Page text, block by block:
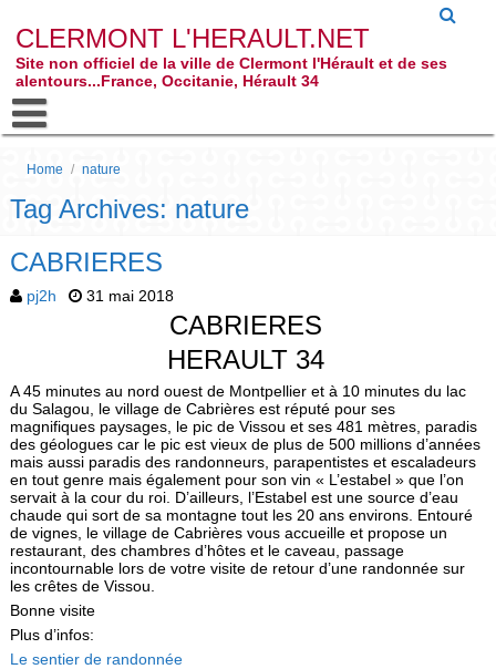
CLERMONT L'HERAULT.NET
Site non officiel de la ville de Clermont l'Hérault et de ses
alentours...France, Occitanie, Hérault 34
Home / nature
Tag Archives: nature
CABRIERES
pj2h 31 mai 2018
CABRIERES
HERAULT 34
A 45 minutes au nord ouest de Montpellier et à 10 minutes du lac
du Salagou, le village de Cabrières est réputé pour ses
magnifiques paysages, le pic de Vissou et ses 481 mètres, paradis
des géologues car le pic est vieux de plus de 500 millions d’années
mais aussi paradis des randonneurs, parapentistes et escaladeurs
en tout genre mais également pour son vin « L’estabel » que l’on
servait à la cour du roi. D’ailleurs, l’Estabel est une source d’eau
chaude qui sort de sa montagne tout les 20 ans environs. Entouré
de vignes, le village de Cabrières vous accueille et propose un
restaurant, des chambres d’hôtes et le caveau, passage
incontournable lors de votre visite de retour d’une randonnée sur
les crêtes de Vissou.
Bonne visite
Plus d’infos:
Le sentier de randonnée